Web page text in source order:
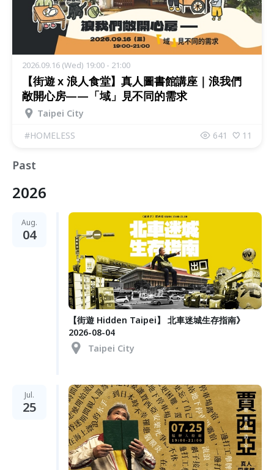
2026.09.16 (Wed) 19:00 - 21:00
【街遊 x 浪人食堂】真人圖書館講座｜浪我們
敞開心房——「域」見不同的需求
Taipei City
#HOMELESS 641 11
Past
2026
Aug.
04
【街遊 Hidden Taipei】 北車迷城生存指南》
2026-08-04
Taipei City
Jul.
25